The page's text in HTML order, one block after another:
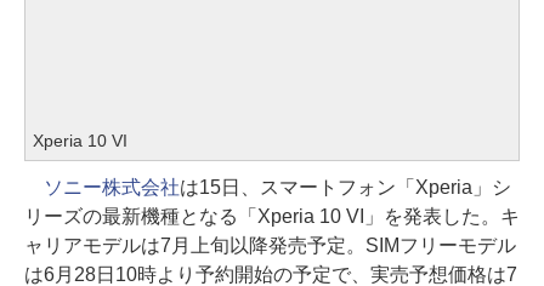
Xperia 10 VI
ソニー株式会社は15日、スマートフォン「Xperia」シ
リーズの最新機種となる「Xperia 10 VI」を発表した。キ
ャリアモデルは7月上旬以降発売予定。SIMフリーモデル
は6月28日10時より予約開始の予定で、実売予想価格は7